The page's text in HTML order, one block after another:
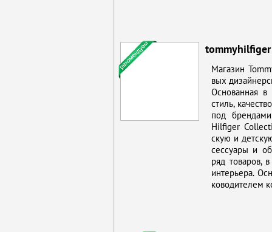
tommyhilfiger
Ма­га­зин
вых
Ос­но­ван­ная в
стиль,
под
Hilfiger
скую и
сес­су­а­ры и
ряд то­ва­ров,
ин­те­рье­ра.
ко­во­ди­те­лем